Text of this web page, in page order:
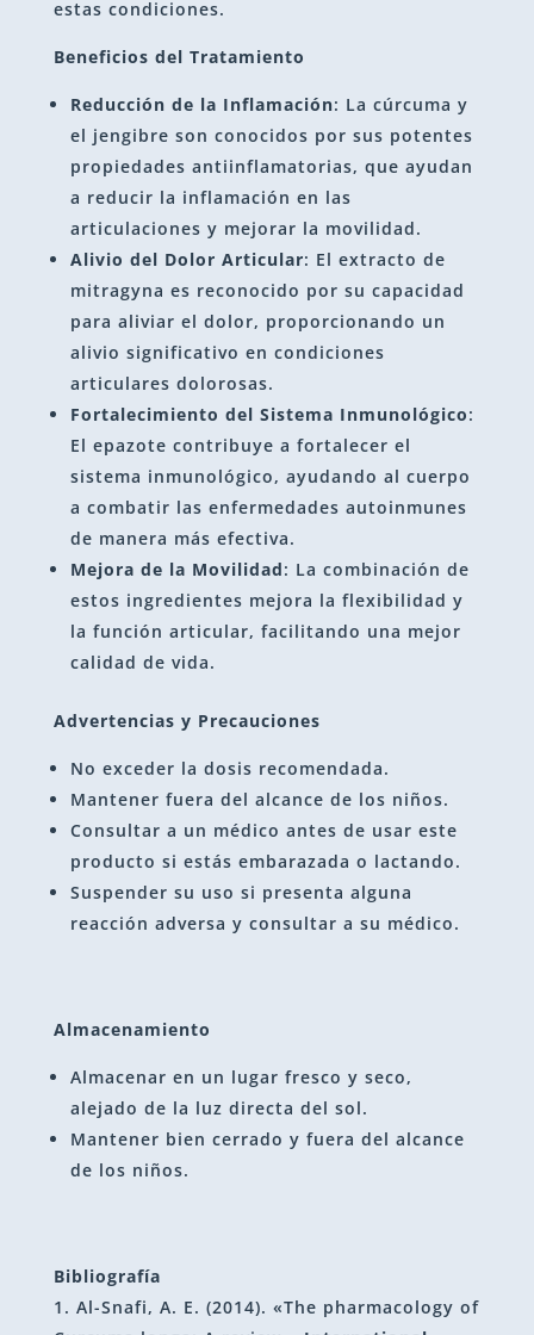
estas condiciones.
Beneficios del Tratamiento
Reducción de la Inflamación: La cúrcuma y
el jengibre son conocidos por sus potentes
propiedades antiinflamatorias, que ayudan
a reducir la inflamación en las
articulaciones y mejorar la movilidad.
Alivio del Dolor Articular: El extracto de
mitragyna es reconocido por su capacidad
para aliviar el dolor, proporcionando un
alivio significativo en condiciones
articulares dolorosas.
Fortalecimiento del Sistema Inmunológico:
El epazote contribuye a fortalecer el
sistema inmunológico, ayudando al cuerpo
a combatir las enfermedades autoinmunes
de manera más efectiva.
Mejora de la Movilidad: La combinación de
estos ingredientes mejora la flexibilidad y
la función articular, facilitando una mejor
calidad de vida.
Advertencias y Precauciones
No exceder la dosis recomendada.
Mantener fuera del alcance de los niños.
Consultar a un médico antes de usar este
producto si estás embarazada o lactando.
Suspender su uso si presenta alguna
reacción adversa y consultar a su médico.
Almacenamiento
Almacenar en un lugar fresco y seco,
alejado de la luz directa del sol.
Mantener bien cerrado y fuera del alcance
de los niños.
Bibliografía
Al-Snafi, A. E. (2014). «The pharmacology of